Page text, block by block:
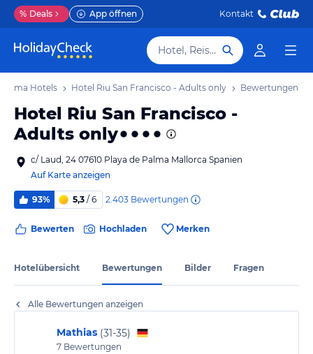
% Deals App öffnen Kontakt
Hotel, Reiseziel
Hotels Hotel Riu San Francisco - Adults only Bewertungen
Hotel Riu San Francisco -
Adults only
c/ Laud, 24 07610 Playa de Palma Mallorca Spanien
Auf Karte anzeigen
93% 5,3 / 6 2.403 Bewertungen
Bewerten Hochladen Merken
Hotelübersicht Bewertungen Bilder Fragen
Alle Bewertungen anzeigen
Mathias (31-35)
7 Bewertungen